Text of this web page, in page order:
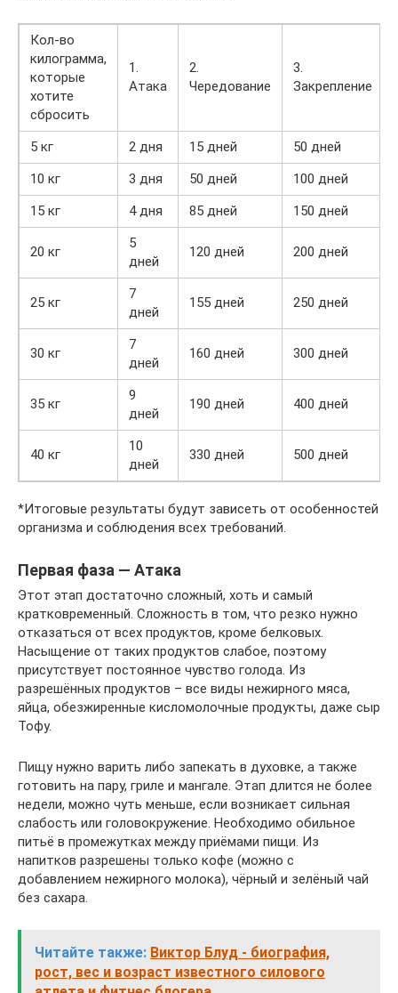
Кол-во
килограмма,
которые
хотите
сбросить
1.
Атака
2.
Чередование
3.
Закрепление
5 кг 2 дня 15 дней
50 дней
10 кг
3 дня 50 дней
100 дней
15 кг
4 дня 85 дней 150 дней
20 кг
5
дней
120 дней 200 дней
25 кг
7
дней
155 дней 250 дней
30 кг
7
дней
160 дней 300 дней
35 кг
9
дней
190 дней 400 дней
40 кг
10
дней
330 дней 500 дней
*Итоговые результаты будут зависеть от особенностей
организма и соблюдения всех требований.
Первая фаза — Атака
Этот этап достаточно сложный, хоть и самый
кратковременный. Сложность в том, что резко нужно
отказаться от всех продуктов, кроме белковых.
Насыщение от таких продуктов слабое, поэтому
присутствует постоянное чувство голода. Из
разрешённых продуктов – все виды нежирного мяса,
яйца, обезжиренные кисломолочные продукты, даже сыр
Тофу.
Пищу нужно варить либо запекать в духовке, а также
готовить на пару, гриле и мангале. Этап длится не более
недели, можно чуть меньше, если возникает сильная
слабость или головокружение. Необходимо обильное
питьё в промежутках между приёмами пищи. Из
напитков разрешены только кофе (можно с
добавлением нежирного молока), чёрный и зелёный чай
без сахара.
Читайте также: Виктор Блуд - биография,
рост, вес и возраст известного силового